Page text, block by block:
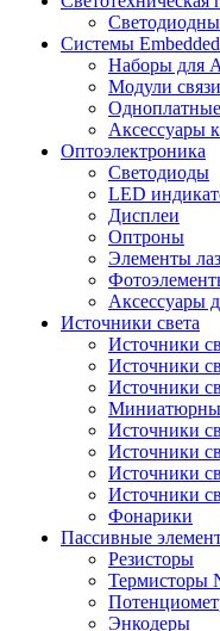
Системы
Наборы для
Модули связи
Аксессуары
Oптоэлектроника
Светодиоды
LED
Дисплеи
Оптроны
Элементы
Аксессуары
Источники света
Источники
Источники
Источники
Источники
Источники
Источники
Источники
Фонарики
Пассивные
Резисторы
Термисторы
Энкодеры